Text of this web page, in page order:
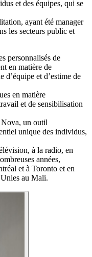
et des équipes, qui se
ayant été manager
les secteurs public et
personnalisés de
en matière de
d’équipe et d’estime de
en matière
et de sensibilisation
un outil
unique des individus,
à la radio, en
années,
et à Toronto et en
au Mali.